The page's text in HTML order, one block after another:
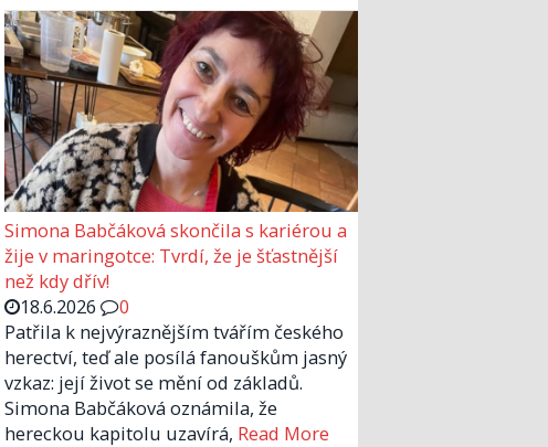
Simona Babčáková skončila s kariérou a
žije v maringotce: Tvrdí, že je šťastnější
než kdy dřív!
18.6.2026
0
Patřila k nejvýraznějším tvářím českého
herectví, teď ale posílá fanouškům jasný
vzkaz: její život se mění od základů.
Simona Babčáková oznámila, že
hereckou kapitolu uzavírá, Read More